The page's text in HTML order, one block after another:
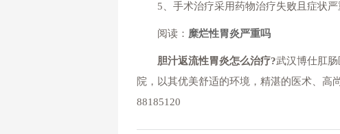
5、手术治疗采用药物治疗失败且症状严
阅读： 糜烂性胃炎严重吗
胆汁返流性胃炎怎么治疗?武汉博仕肛
院，以其优美舒适的环境，精湛的医术、高
88185120